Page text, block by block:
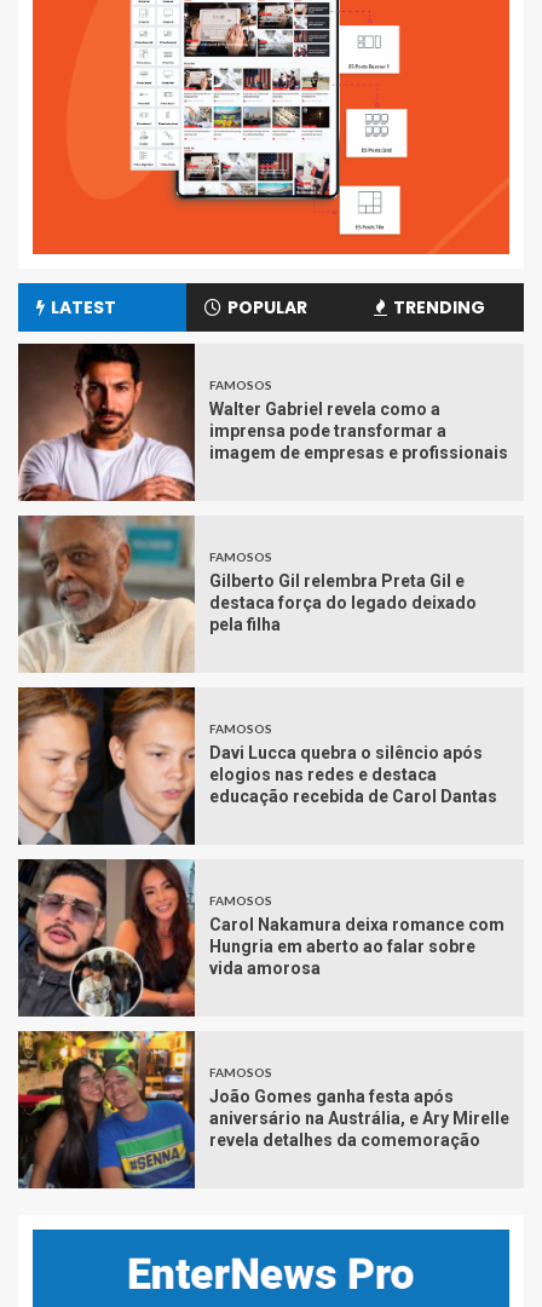
LATEST POPULAR TRENDING
FAMOSOS
Walter Gabriel revela como a
imprensa pode transformar a
imagem de empresas e profissionais
FAMOSOS
Gilberto Gil relembra Preta Gil e
destaca força do legado deixado
pela filha
FAMOSOS
Davi Lucca quebra o silêncio após
elogios nas redes e destaca
educação recebida de Carol Dantas
FAMOSOS
Carol Nakamura deixa romance com
Hungria em aberto ao falar sobre
vida amorosa
FAMOSOS
João Gomes ganha festa após
aniversário na Austrália, e Ary Mirelle
revela detalhes da comemoração